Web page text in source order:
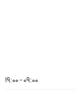
09:00 - 19:00